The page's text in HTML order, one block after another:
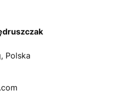
Polska